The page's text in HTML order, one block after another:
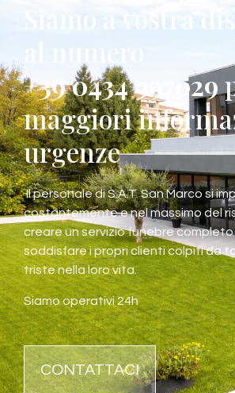
Siamo a vostra
al numero
+39 0434 997029
maggiori
urgenze
Il personale di S.A.T. San Marco si
costantemente e nel massimo del
creare un servizio funebre
soddisfare i propri clienti colpiti da
triste nella loro vita.
Siamo operativi 24h
CONTATTACI